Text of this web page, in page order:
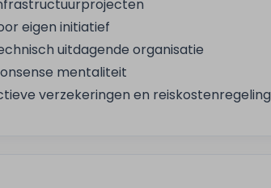
eigen initiatief
uitdagende organisatie
mentaliteit
verzekeringen en reiskostenregeling